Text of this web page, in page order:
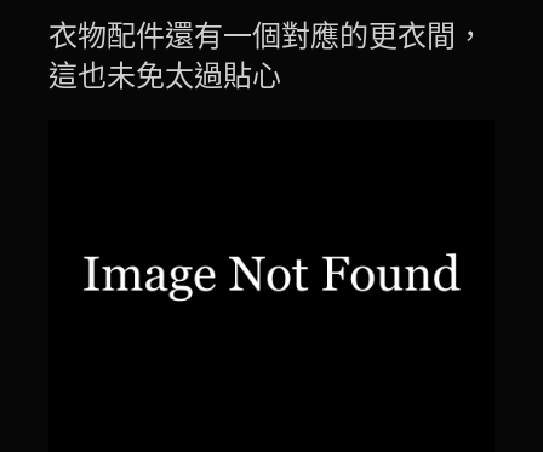
衣物配件還有一個對應的更衣間，
這也未免太過貼心